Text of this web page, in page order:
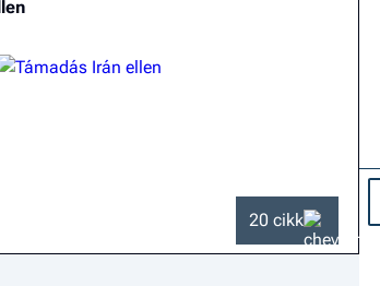
20 cikk